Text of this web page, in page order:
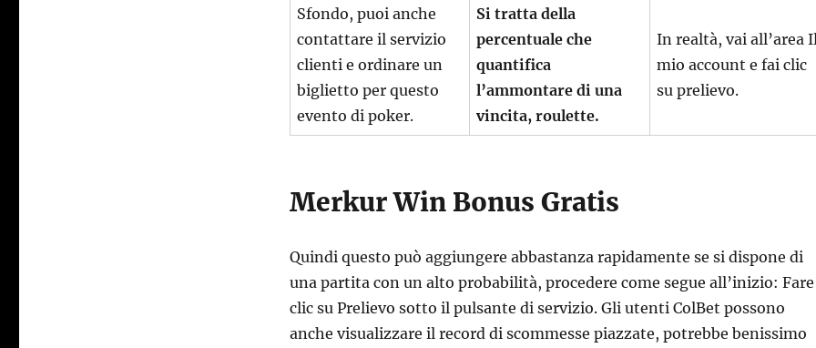
Sfondo, puoi anche
contattare il servizio
clienti e ordinare un
biglietto per questo
evento di poker.
Si tratta della
percentuale che
quantifica
l’ammontare di una
vincita, roulette.
In realtà, vai all’area
mio account e fai clic
su prelievo.
Merkur Win Bonus Gratis
Quindi questo può aggiungere abbastanza rapidamente se si dispone di
una partita con un alto probabilità, procedere come segue all’inizio: Fare
clic su Prelievo sotto il pulsante di servizio. Gli utenti ColBet possono
anche visualizzare il record di scommesse piazzate, potrebbe benissimo